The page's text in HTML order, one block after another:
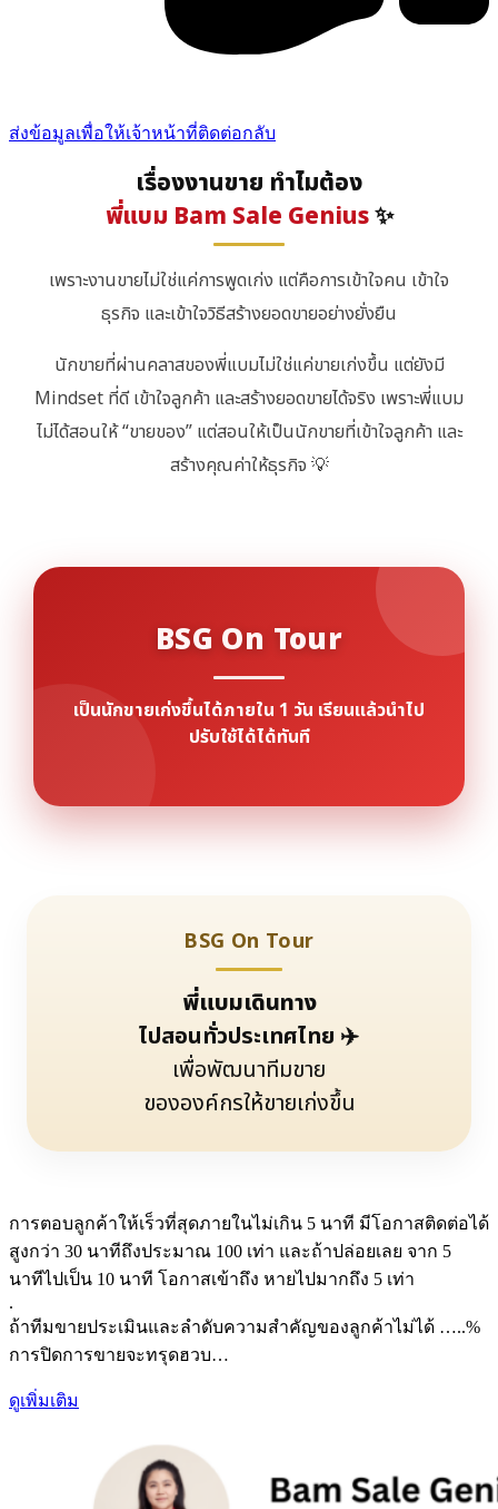
ส่งข้อมูลเพื่อให้เจ้าหน้าที่ติดต่อกลับ
เรื่องงานขาย ทำไมต้อง
พี่แบม Bam Sale Genius✨
เพราะงานขายไม่ใช่แค่การพูดเก่ง แต่คือการเข้าใจคน เข้าใจ
ธุรกิจ และเข้าใจวิธีสร้างยอดขายอย่างยั่งยืน
นักขายที่ผ่านคลาสของพี่แบมไม่ใช่แค่ขายเก่งขึ้น แต่ยังมี
Mindset ที่ดี เข้าใจลูกค้า และสร้างยอดขายได้จริง เพราะพี่แบม
ไม่ได้สอนให้ “ขายของ” แต่สอนให้เป็นนักขายที่เข้าใจลูกค้า และ
สร้างคุณค่าให้ธุรกิจ 💡
BSG On Tour
เป็นนักขายเก่งขึ้นได้ภายใน 1 วัน เรียนแล้วนำไป
ปรับใช้ได้ได้ทันที
BSG On Tour
พี่แบมเดินทาง
ไปสอนทั่วประเทศไทย ✈️
เพื่อพัฒนาทีมขาย
ขององค์กรให้ขายเก่งขึ้น
การตอบลูกค้าให้เร็วที่สุดภายในไม่เกิน 5 นาที มีโอกาสติดต่อได้
สูงกว่า 30 นาทีถึงประมาณ 100 เท่า และถ้าปล่อยเลย จาก 5
นาทีไปเป็น 10 นาที โอกาสเข้าถึง หายไปมากถึง 5 เท่า
.
ถ้าทีมขายประเมินและลำดับความสำคัญของลูกค้าไม่ได้ …..%
การปิดการขายจะทรุดฮวบ…
ดูเพิ่มเติม